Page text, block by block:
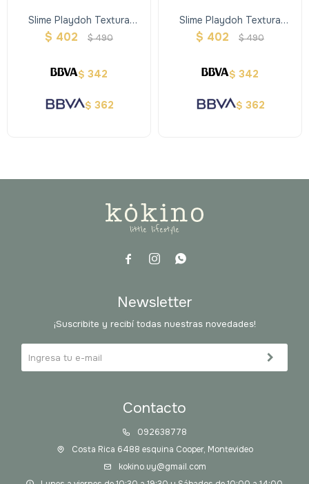
Slime Playdoh Textura
Bubble Pop Celeste
$ 402 $490
$ 342
$ 362
Slime Playdoh Textura
Bubble Pop Rosado
$ 402 $490
$ 342
$ 362
  
Contacto
092638778
Costa Rica 6488 esquina Cooper, Montevideo
kokino.uy@gmail.com
Newsletter
¡Suscribite y recibí todas nuestras novedades!